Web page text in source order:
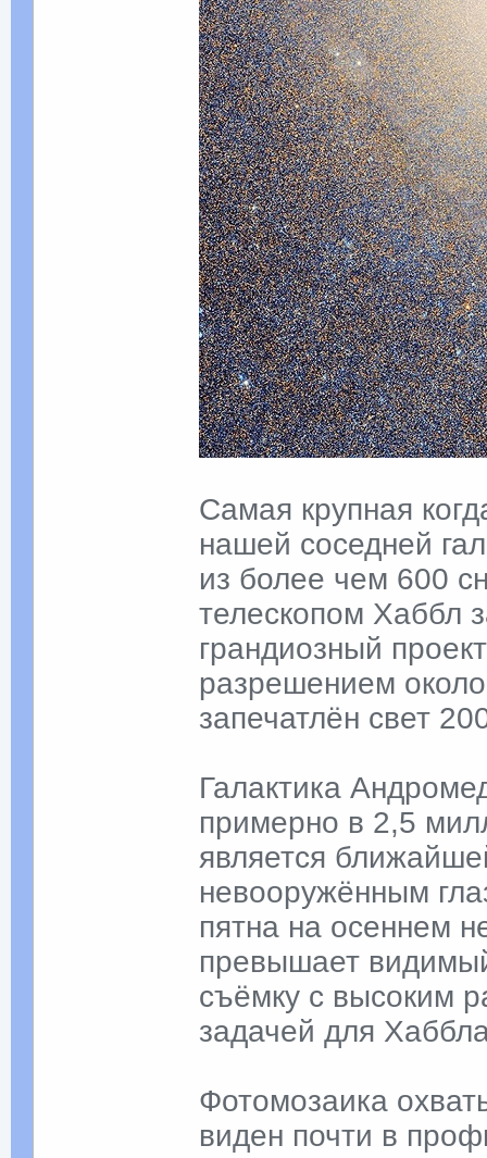
Самая крупная
нашей соседней
из более чем 600
телескопом Хаббл
грандиозный
разрешением
запечатлён свет
Галактика
примерно в 2,5
является
невооружённым
пятна на осеннем
превышает
съёмку с высоким
задачей для
Фотомозаика
виден почти в